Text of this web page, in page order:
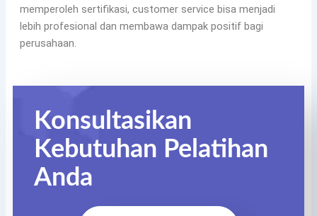
memperoleh sertifikasi, customer service bisa menjadi
lebih profesional dan membawa dampak positif bagi
perusahaan.
Konsultasikan
Kebutuhan Pelatihan
Anda